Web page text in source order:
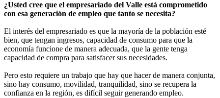
¿Usted cree que el empresariado del Valle está comprometido
con esa generación de empleo que tanto se necesita?
El interés del empresariado es que la mayoría de la población esté
bien, que tengan ingresos, capacidad de consumo para que la
economía funcione de manera adecuada, que la gente tenga
capacidad de compra para satisfacer sus necesidades.
Pero esto requiere un trabajo que hay que hacer de manera conjunta,
sino hay consumo, movilidad, tranquilidad, sino se recupera la
confianza en la región, es difícil seguir generando empleo.